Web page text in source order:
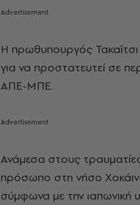
Η πρωθυπουργός
για να προστατευτεί σε
ΑΠΕ-ΜΠΕ.
Ανάμεσα στους
πρόσωπο στη νήσο
σύμφωνα με την ιαπωνική